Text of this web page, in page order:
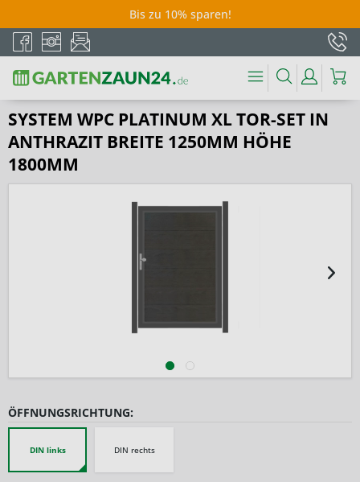
Bis zu 10% sparen!
SYSTEM WPC PLATINUM XL TOR-SET IN
ANTHRAZIT BREITE 1250MM HÖHE
1800MM
ÖFFNUNGSRICHTUNG:
DIN links DIN rechts